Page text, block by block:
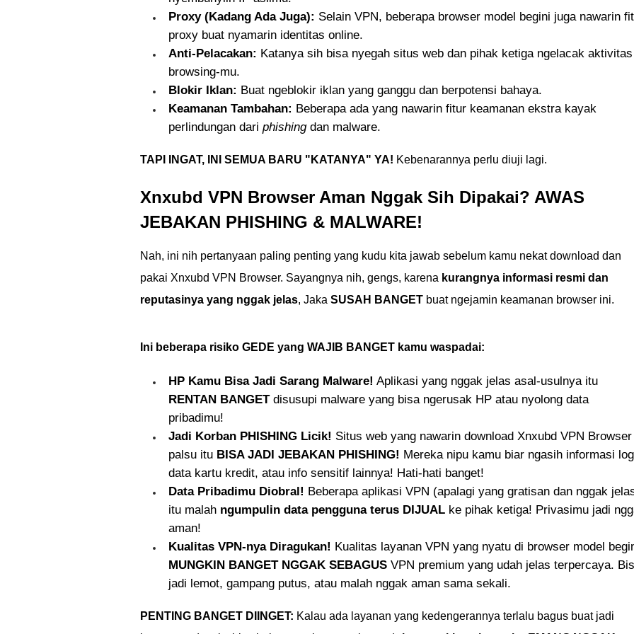
Proxy (Kadang Ada Juga): Selain VPN, beberapa browser model begini juga nawarin
proxy buat nyamarin identitas online.
Anti-Pelacakan: Katanya sih bisa nyegah situs web dan pihak ketiga ngelacak aktivitas
browsing-mu.
Blokir Iklan: Buat ngeblokir iklan yang ganggu dan berpotensi bahaya.
Keamanan Tambahan: Beberapa ada yang nawarin fitur keamanan ekstra kayak
perlindungan dari phishingdan malware.
TAPI INGAT, INI SEMUA BARU "KATANYA" YA! Kebenarannya perlu diuji lagi.
Xnxubd VPN Browser Aman Nggak Sih Dipakai? AWAS
JEBAKAN PHISHING & MALWARE!
Nah, ini nih pertanyaan paling penting yang kudu kita jawab sebelum kamu nekat download dan
pakai Xnxubd VPN Browser. Sayangnya nih, gengs, karena kurangnya informasi resmi dan
reputasinya yang nggak jelas, Jaka SUSAH BANGET buat ngejamin keamanan browser ini.
Ini beberapa risiko GEDE yang WAJIB BANGET kamu waspadai:
HP Kamu Bisa Jadi Sarang Malware! Aplikasi yang nggak jelas asal-usulnya itu
RENTAN BANGETdisusupi malware yang bisa ngerusak HP atau nyolong data
pribadimu!
Jadi Korban PHISHING Licik! Situs web yang nawarin download Xnxubd VPN Browser
palsu itu BISA JADI JEBAKAN PHISHING! Mereka nipu kamu biar ngasih informasi
data kartu kredit, atau info sensitif lainnya! Hati-hati banget!
Data Pribadimu Diobral! Beberapa aplikasi VPN (apalagi yang gratisan dan nggak
itu malah ngumpulin data pengguna terus DIJUAL ke pihak ketiga! Privasimu jadi
aman!
Kualitas VPN-nya Diragukan! Kualitas layanan VPN yang nyatu di browser model
MUNGKIN BANGET NGGAK SEBAGUS VPN premium yang udah jelas terpercaya.
jadi lemot, gampang putus, atau malah nggak aman sama sekali.
PENTING BANGET DIINGET: Kalau ada layanan yang kedengerannya terlalu bagus buat jadi